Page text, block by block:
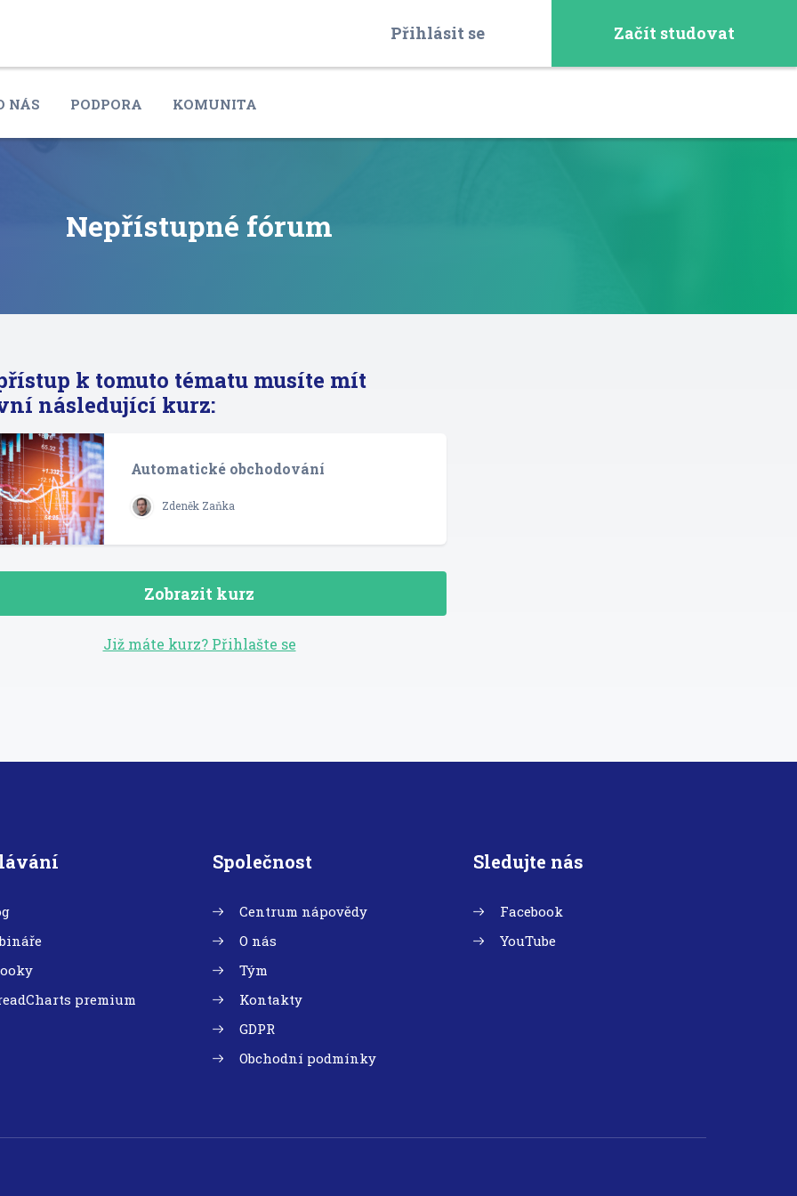
Přihlásit se Začít studovat
NÁS PODPORA KOMUNITA
Nepřístupné fórum
k tomuto tématu musíte mít
následující kurz:
Automatické obchodování
Zdeněk Zaňka
Zobrazit kurz
Již máte kurz? Přihlašte se
premium
Společnost
Centrum nápovědy
O nás
Tým
Kontakty
GDPR
Obchodní podmínky
Sledujte nás
Facebook
YouTube